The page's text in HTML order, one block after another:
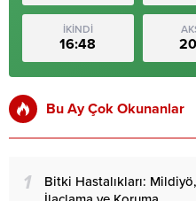
İKİNDİ
16:48
Bu Ay Çok Okunanlar
1
Bitki Hastalıkları: